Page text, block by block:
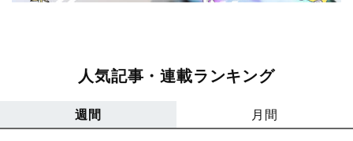
人気記事・連載ランキング
週間 月間